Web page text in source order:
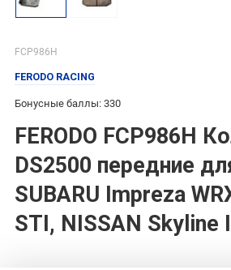
FCP986H
FERODO RACING
Бонусные баллы: 330
FERODO FCP986H
DS2500 передние
SUBARU Impreza
STI, NISSAN Skyline